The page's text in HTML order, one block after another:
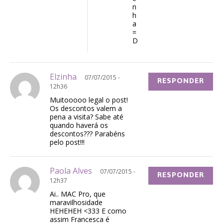
n
h
a
=
D
Elzinha
07/07/2015 -
12h36
Muitooooo legal o post!
Os descontos valem a
pena a visita? Sabe até
quando haverá os
descontos??? Parabéns
pelo post!!!
RESPONDER
Paola Alves
07/07/2015 -
12h37
Ai.. MAC Pro, que
maravilhosidade
HEHEHEH <333 E como
assim Francesca é
RESPONDER